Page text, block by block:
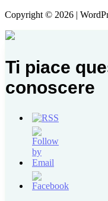
Copyright © 2026 |
Ti piace
conoscere